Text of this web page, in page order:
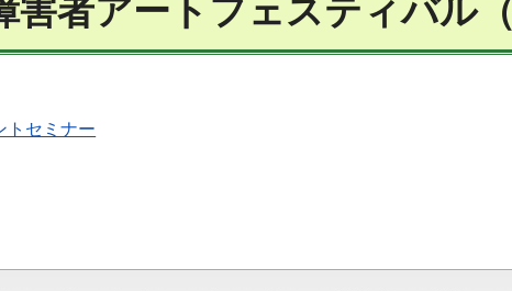
害者アートフェスティバル（
トセミナー